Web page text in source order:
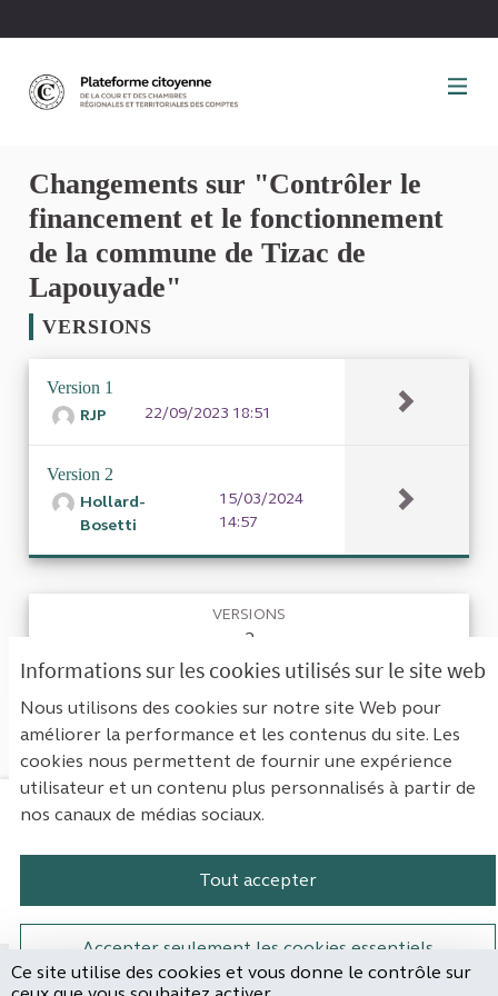
Informations sur les cookies utilisés sur le site web
Nous utilisons des cookies sur notre site Web pour
améliorer la performance et les contenus du site. Les
cookies nous permettent de fournir une expérience
utilisateur et un contenu plus personnalisés à partir de
nos canaux de médias sociaux.
Tout accepter
Accepter seulement les cookies essentiels
Changements sur "Contrôler le
financement et le fonctionnement
de la commune de Tizac de
Lapouyade"
VERSIONS
Version 1
RJP
22/09/2023 18:51
Version 2
Hollard-
Bosetti
15/03/2024
14:57
VERSIONS
2
RETOURNER À LA PROPOSITION
Mentions légales
Paramètres des cookies
Plateforme de participation de la
Plateforme de participation de la
Plateforme de participation
Plateforme de
Site réalisé par
Ce site utilise des cookies et vous donne le contrôle sur